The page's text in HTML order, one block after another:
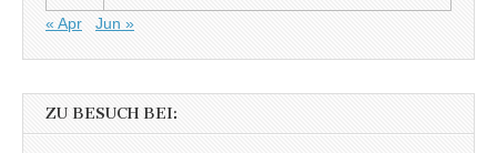
« Apr
Jun »
ZU BESUCH BEI: